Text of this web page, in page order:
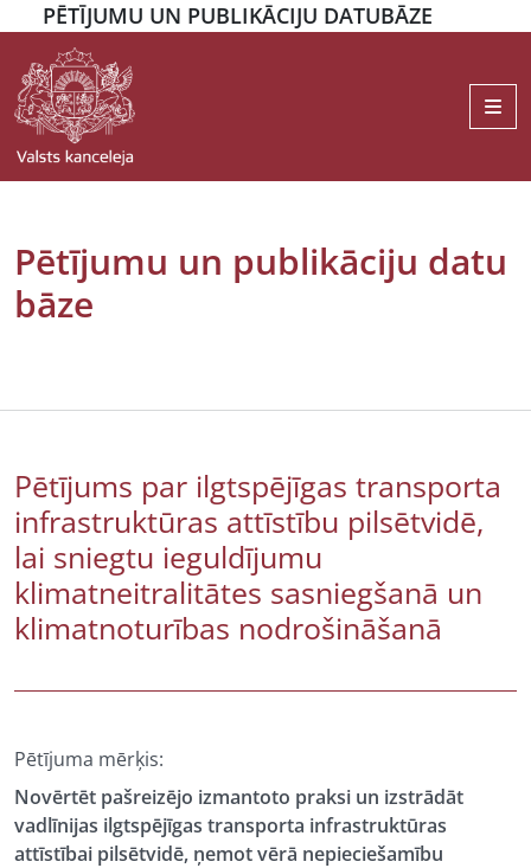
PĒTĪJUMU UN PUBLIKĀCIJU DATUBĀZE
Pētījumu un publikāciju datu
bāze
Pētījums par ilgtspējīgas transporta
infrastruktūras attīstību pilsētvidē,
lai sniegtu ieguldījumu
klimatneitralitātes sasniegšanā un
klimatnoturības nodrošināšanā
Pētījuma mērķis:
Novērtēt pašreizējo izmantoto praksi un izstrādāt
vadlīnijas ilgtspējīgas transporta infrastruktūras
attīstībai pilsētvidē, ņemot vērā nepieciešamību